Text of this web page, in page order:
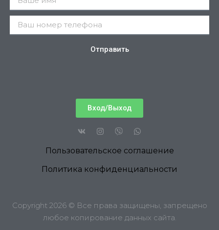
Отправить
Вход/Выход
Пользовательское соглашение
Политика конфиденциальности
Copyright 2026 © Все права защищены, запрещено
любое копирование данных сайта.